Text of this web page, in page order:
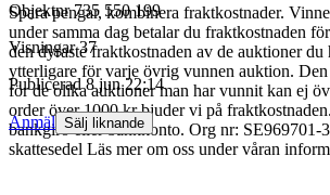
Spara pengar, kombinera fraktkostnader.
under samma dag betalar du fraktkostnaden
den dyraste fraktkostnaden av de auktioner
ytterligare för varje övrig vunnen auktion.
för de olika auktioner man har vunnit kan ej
order över 1000 kr bjuder vi på
bankgiro eller bankkonto. Org nr: SE969701-
skattesedel Läs mer om oss under våran
Objektnr 735 550 199
Visningar 37
Publicerad 8 jun 22:14
Anmäl Sälj liknande